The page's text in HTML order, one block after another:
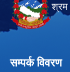
श्रम
सम्पर्क विवरण